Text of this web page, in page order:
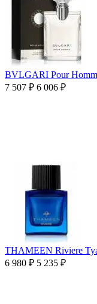
BVLGARI Pour
7 507 ₽ 6 006 ₽
THAMEEN Riviere
6 980 ₽ 5 235 ₽